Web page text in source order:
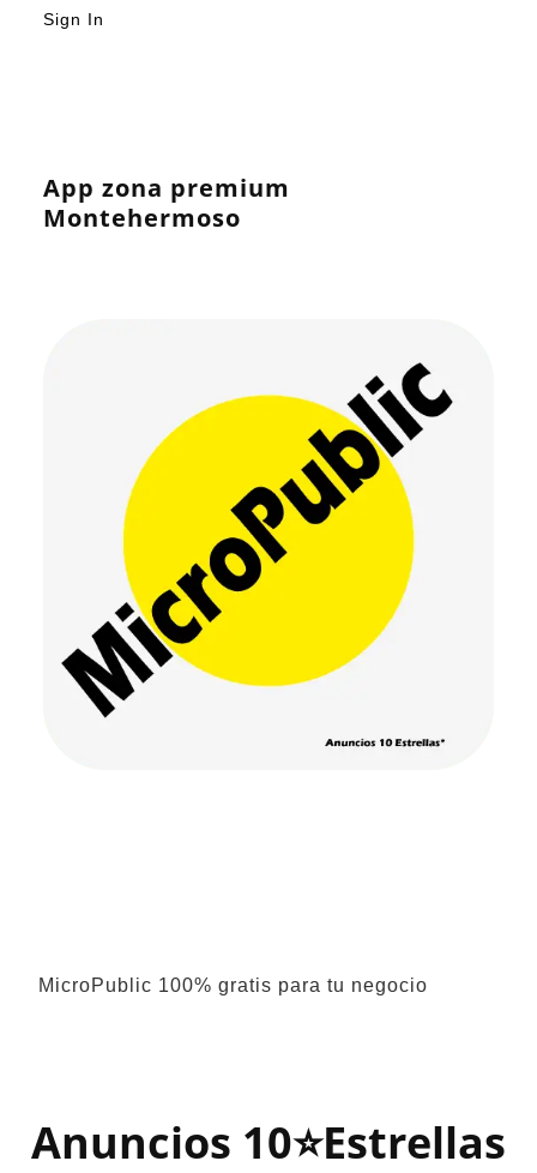
Sign In
App zona premium
Montehermoso
MicroPublic 100% gratis para tu negocio
Anuncios 10⭐Estrellas